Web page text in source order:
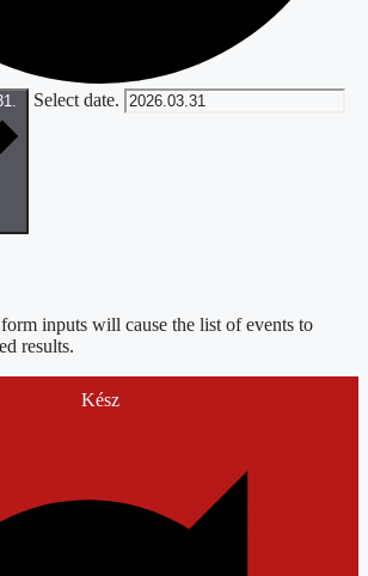
Select date.
inputs will cause the list of events to
results.
Kész